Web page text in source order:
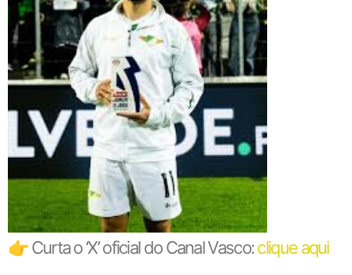
👉 Curta o ‘X’ oficial do Canal Vasco:clique aqui